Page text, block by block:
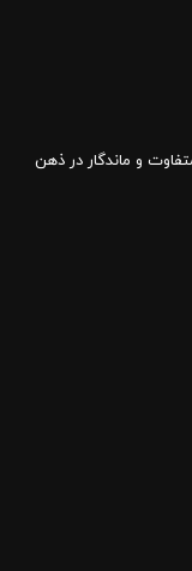
و ماندگار در ذهن